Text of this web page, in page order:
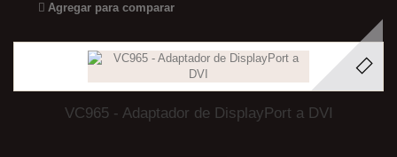
Agregar para comparar
VC965 - Adaptador de DisplayPort a DVI